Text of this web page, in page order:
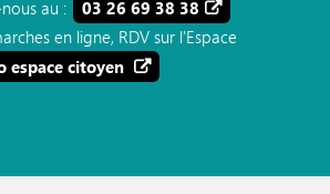
au :
03 26 69 38 38
en ligne, RDV sur l'Espace